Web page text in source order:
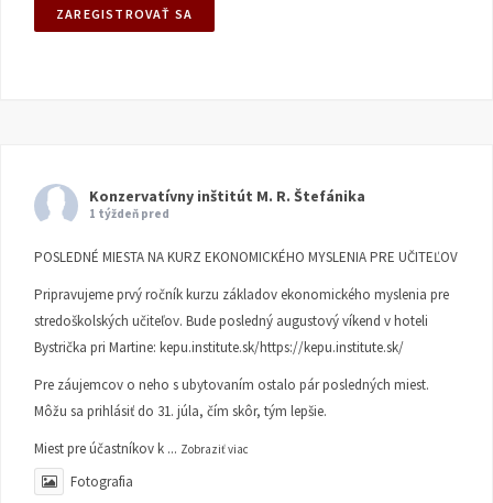
Konzervatívny inštitút M. R. Štefánika
1 týždeň pred
POSLEDNÉ MIESTA NA KURZ EKONOMICKÉHO MYSLENIA PRE UČITEĽOV
Pripravujeme prvý ročník kurzu základov ekonomického myslenia pre
stredoškolských učiteľov. Bude posledný augustový víkend v hoteli
Bystrička pri Martine: kepu.institute.sk/https://kepu.institute.sk/
Pre záujemcov o neho s ubytovaním ostalo pár posledných miest.
Môžu sa prihlásiť do 31. júla, čím skôr, tým lepšie.
Miest pre účastníkov k ... Zobraziť viac
Fotografia